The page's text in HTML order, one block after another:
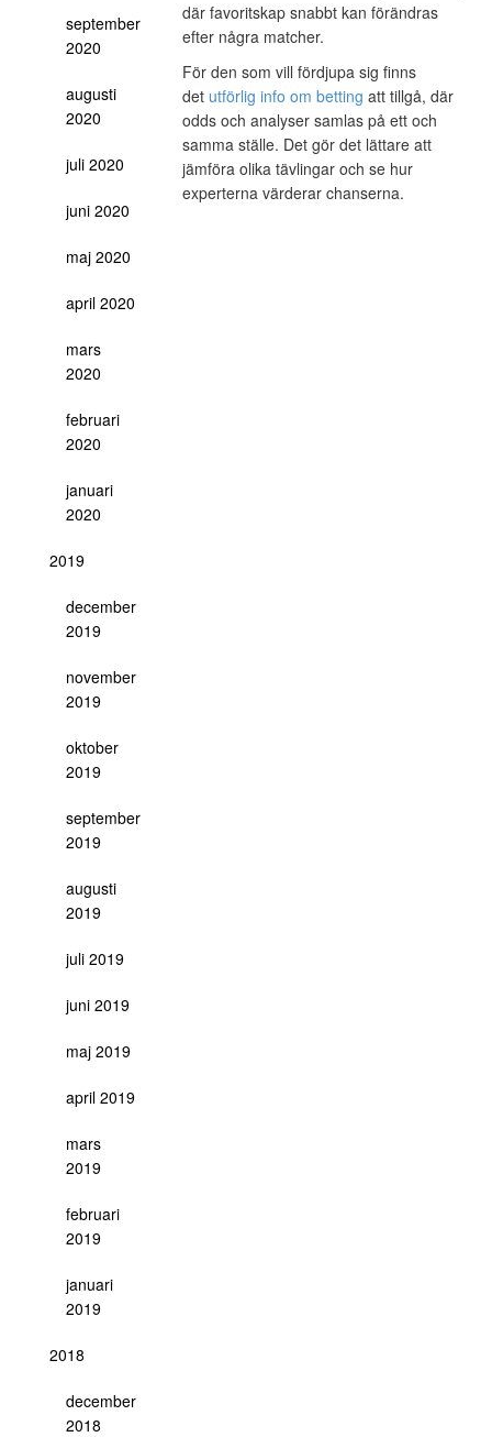
september
2020
augusti
2020
juli 2020
juni 2020
maj 2020
april 2020
mars
2020
februari
2020
januari
2020
2019
december
2019
november
2019
oktober
2019
september
2019
augusti
2019
juli 2019
juni 2019
maj 2019
april 2019
mars
2019
februari
2019
januari
2019
2018
december
2018
där favoritskap snabbt kan förändras
efter några matcher.
För den som vill fördjupa sig finns
det utförlig info om betting att tillgå, där
odds och analyser samlas på ett och
samma ställe. Det gör det lättare att
jämföra olika tävlingar och se hur
experterna värderar chanserna.